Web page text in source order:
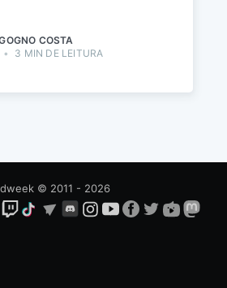
COSTA
• 3 MIN DE LEITURA
© 2011 - 2026